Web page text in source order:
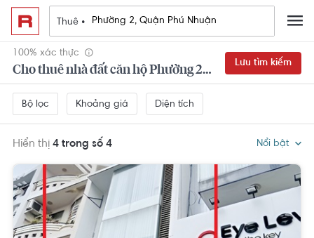
Thuê •
100% xác thực
Cho thuê nhà đất căn hộ Phường 2, Quận Phú Nhuận
Lưu tìm kiếm
Bộ lọc Khoảng giá Diện tích
Hiển thị 4 trong số 4 Nổi bật